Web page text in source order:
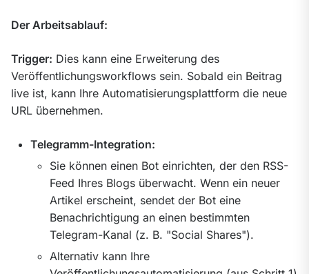
Der Arbeitsablauf:
Trigger: Dies kann eine Erweiterung des
Veröffentlichungsworkflows sein. Sobald ein Beitrag
live ist, kann Ihre Automatisierungsplattform die neue
URL übernehmen.
Telegramm-Integration:
Sie können einen Bot einrichten, der den RSS-
Feed Ihres Blogs überwacht. Wenn ein neuer
Artikel erscheint, sendet der Bot eine
Benachrichtigung an einen bestimmten
Telegram-Kanal (z. B. "Social Shares").
Alternativ kann Ihre